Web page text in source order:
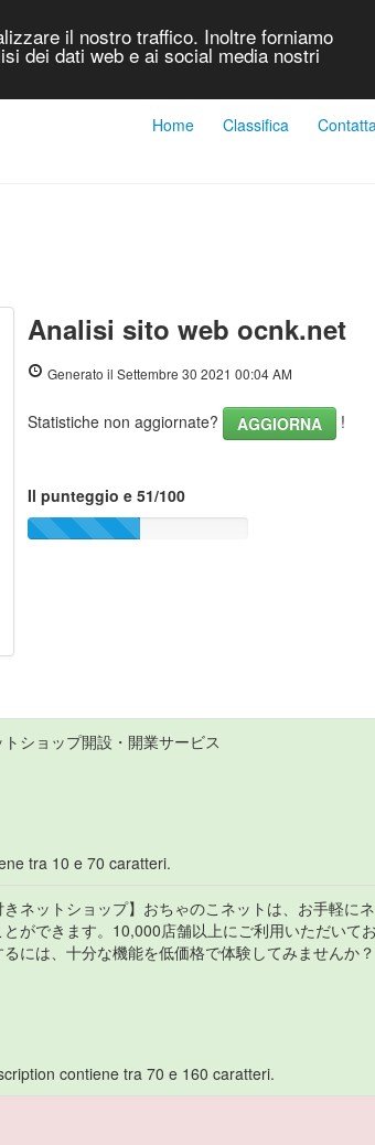
il nostro traffico. Inoltre forniamo
dei dati web e ai social media nostri
Home Classifica
Analisi sito web ocnk.net
Generato il Settembre 30 2021 00:04 AM
Statistiche non aggiornate? AGGIORNA !
Il punteggio e 51/100
ショップ開設・開業サービス
tra 10 e 70 caratteri.
きネットショップ】おちゃのこネットは、お手軽に
ができます。10,000店舗以上にご利用いただいて
には、十分な機能を低価格で体験してみませんか？
contiene tra 70 e 160 caratteri.